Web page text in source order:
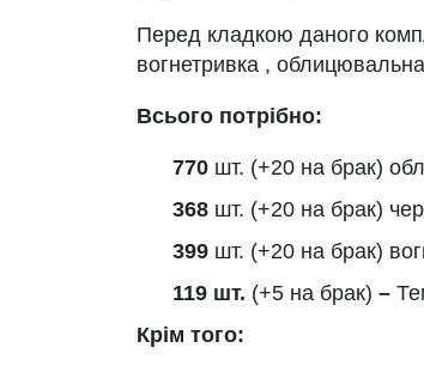
Перед кладкою даного
вогнетривка ,
Всього потрібно:
770 шт. (+20 на брак)
368 шт. (+20 на брак)
399 шт. (+20 на брак)
119 шт. (+5 на брак) –
Крім того: